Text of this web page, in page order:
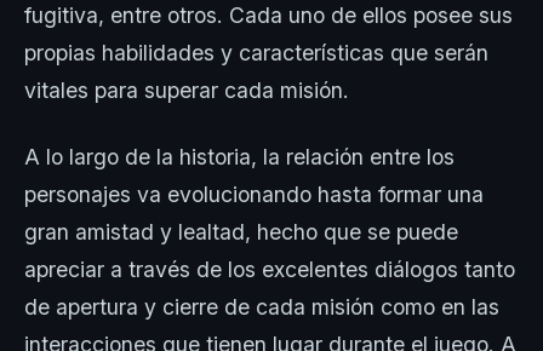
fugitiva, entre otros. Cada uno de ellos posee sus
propias habilidades y características que serán
vitales para superar cada misión.
A lo largo de la historia, la relación entre los
personajes va evolucionando hasta formar una
gran amistad y lealtad, hecho que se puede
apreciar a través de los excelentes diálogos tanto
de apertura y cierre de cada misión como en las
interacciones que tienen lugar durante el juego. A